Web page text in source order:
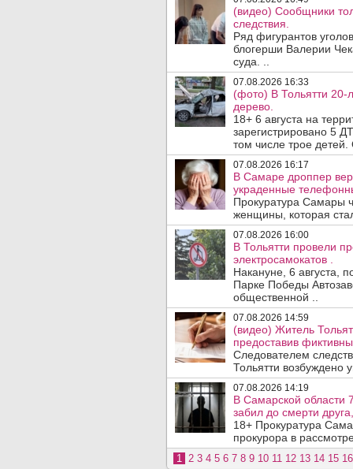
(видео) Сообщники
следствия.
Ряд фигурантов
блогерши Валерии
суда. ..
07.08.2026 16:33
(фото) В Тольятти 20-
дерево.
18+ 6 августа на
зарегистрировано 5
том числе трое
07.08.2026 16:17
В Самаре дроппер
украденные
Прокуратура Самары
женщины, которая
07.08.2026 16:00
В Тольятти провели
электросамокатов .
Накануне, 6 августа,
Парке Победы
общественной ..
07.08.2026 14:59
(видео) Житель
предоставив
Следователем
Тольятти возбуждено
07.08.2026 14:19
В Самарской области
забил до смерти
18+ Прокуратура
прокурора в
1 2 3 4 5 6 7 8 9 10 11 12 13 14 15 16